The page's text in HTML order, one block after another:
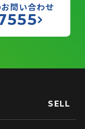
問い合わせ
SELL